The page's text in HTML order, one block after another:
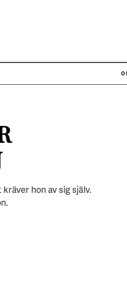
NÄR HOTELLREVYN
hon av sig själv.